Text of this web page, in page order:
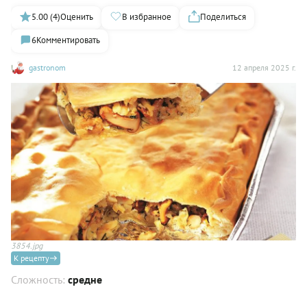
gastronom 12 апреля 2025 г.
5.00 (4)Оценить В избранное
Поделиться
6Комментировать
3854.jpg
К рецепту
Сложность: средне